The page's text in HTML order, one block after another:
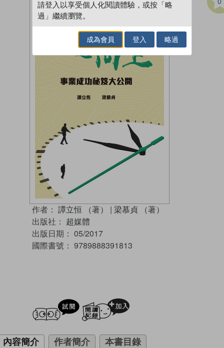
作者： 譚立恒 （著） | 梁慕貞 （著）
出版社： 超媒體
出版日期： 05/2017
國際書號： 9789888391813
試閲
內容簡介 作者簡介 本書目錄
請登入以享受個人化閱讀體驗，或按「略
過」繼續瀏覽。
成為會員 登入 略過